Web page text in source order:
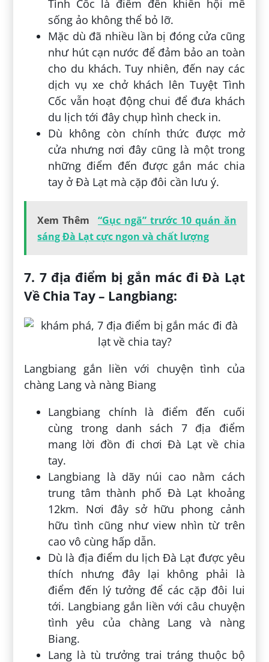
Tình Cốc là điểm đến khiến hội mê
sống ảo không thể bỏ lỡ.
Mặc dù đã nhiều lần bị đóng cửa cũng
như hút cạn nước để đảm bảo an toàn
cho du khách. Tuy nhiên, đến nay các
dịch vụ xe chở khách lên Tuyệt Tình
Cốc vẫn hoạt động chui để đưa khách
du lịch tới đây chụp hình check in.
Dù không còn chính thức được mở
cửa nhưng nơi đây cũng là một trong
những điểm đến được gắn mác chia
tay ở Đà Lạt mà cặp đôi cần lưu ý.
Xem Thêm
“Gục ngã” trước 10 quán ăn
sáng Đà Lạt cực ngon và chất lượng
7. 7 địa điểm bị gắn mác đi Đà Lạt
Về Chia Tay – Langbiang:
Langbiang gắn liền với chuyện tình của
chàng Lang và nàng Biang
Langbiang chính là điểm đến cuối
cùng trong danh sách 7 địa điểm
mang lời đồn đi chơi Đà Lạt về chia
tay.
Langbiang là dãy núi cao nằm cách
trung tâm thành phố Đà Lạt khoảng
12km. Nơi đây sở hữu phong cảnh
hữu tình cũng như view nhìn từ trên
cao vô cùng hấp dẫn.
Dù là địa điểm du lịch Đà Lạt được yêu
thích nhưng đây lại không phải là
điểm đến lý tưởng để các cặp đôi lui
tới. Langbiang gắn liền với câu chuyện
tình yêu của chàng Lang và nàng
Biang.
Lang là tù trưởng trai tráng thuộc bộ